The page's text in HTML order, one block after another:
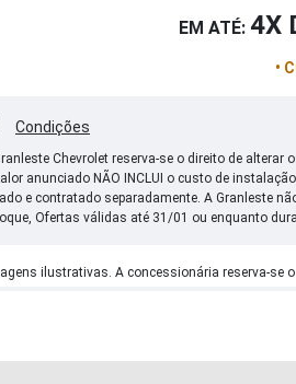
EM ATÉ: 4X
•
Condições
Chevrolet reserva-se o direito de
anunciado NÃO INCLUI o custo de
e contratado separadamente. A Granleste
Ofertas válidas até 31/01 ou enquanto
ilustrativas. A concessionária reserva-se